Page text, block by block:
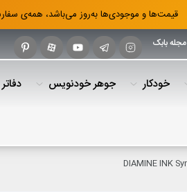
قیمت‌ها و موجودی‌ها به‌روز می‌باشد، همه‌ی
مجله بابک
خودکار جوهر خودنویس دفاتر